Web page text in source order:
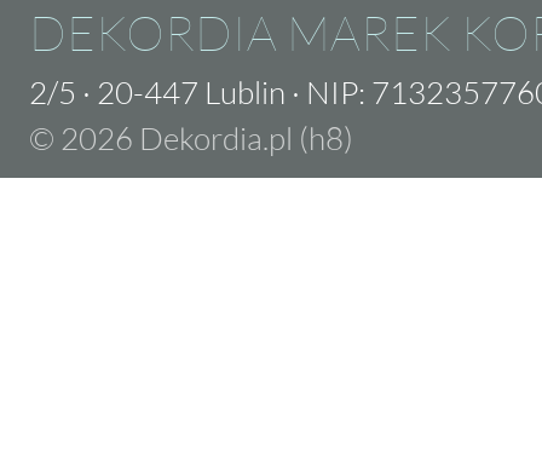
DEKORDIA MAREK
2/5 · 20-447 Lublin · NIP:
© 2026 Dekordia.pl (h8)